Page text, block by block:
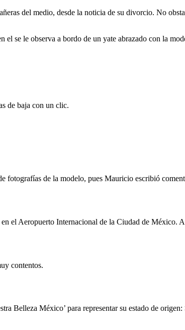
del medio, desde la noticia de su divorcio. No
el se le observa a bordo de un yate abrazado con la
de baja con un clic.
de la modelo, pues Mauricio escribió
el Aeropuerto Internacional de la Ciudad de México.
contentos.
Belleza México’ para representar su estado de